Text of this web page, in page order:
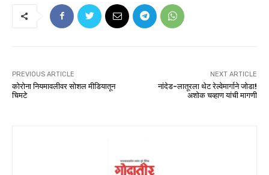
PREVIOUS ARTICLE
कोरोना नियमावलीवर सोशल मीडियातून
चिमटे
NEXT ARTICLE
नांदेड-लातूरला थेट रेल्वेमार्गाने जोडा!
अशोक चव्हाण यांची मागणी